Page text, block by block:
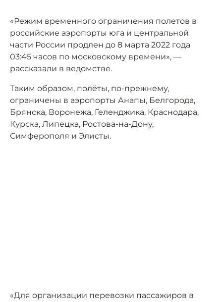
«Режим временного ограничения полетов в
российские аэропорты юга и центральной
части России продлен до 8 марта 2022 года
03:45 часов по московскому времени», —
рассказали в ведомстве.
Таким образом, полёты, по-прежнему,
ограничены в аэропорты Анапы, Белгорода,
Брянска, Воронежа, Геленджика, Краснодара,
Курска, Липецка, Ростова-на-Дону,
Симферополя и Элисты.
«Для организации перевозки пассажиров в